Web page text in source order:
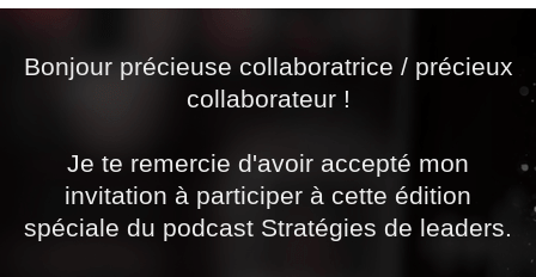
Bonjour précieuse collaboratrice / précieux
collaborateur !
Je te remercie d'avoir accepté mon
invitation à participer à cette édition
spéciale du podcast Stratégies de leaders.